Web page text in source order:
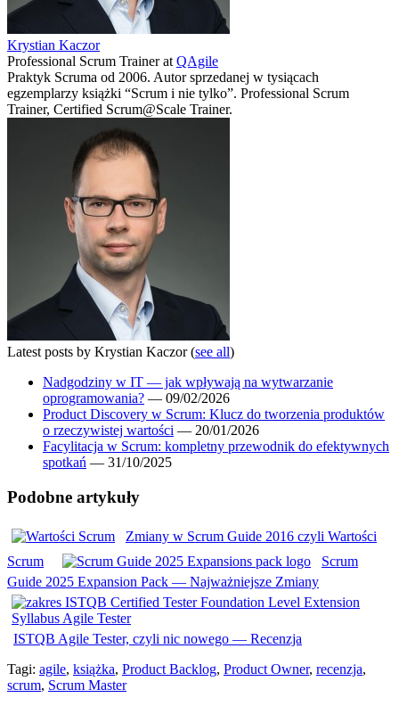
Krystian Kaczor
Professional Scrum Trainerat QAgile
Praktyk Scruma od 2006. Autor sprzedanej w tysiącach
egzemplarzy książki “Scrum i nie tylko”. Professional Scrum
Trainer, Certified Scrum@Scale Trainer.
Latest posts by Krystian Kaczor(see all)
Nadgodziny w IT — jak wpływają na wytwarzanie
oprogramowania? — 09/02/2026
Product Discovery w Scrum: Klucz do tworzenia produktów
o rzeczywistej wartości — 20/01/2026
Facylitacja w Scrum: kompletny przewodnik do efektywnych
spotkań — 31/10/2025
Podobne artykuły
Zmiany w Scrum Guide 2016 czyli Wartości
Scrum
Scrum
Guide 2025 Expansion Pack — Najważniejsze Zmiany
ISTQB Agile Tester, czyli nic nowego — Recenzja
Tagi: agile, książka, Product Backlog, Product Owner, recenzja,
scrum, Scrum Master